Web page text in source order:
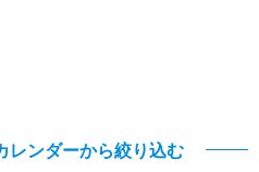
レンダーから絞り込む